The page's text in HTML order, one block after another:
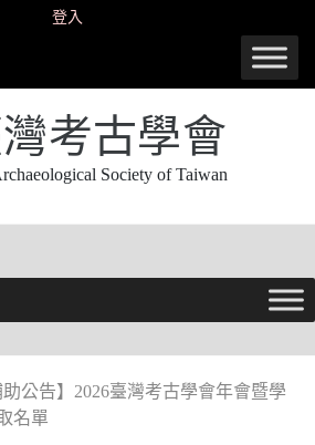
登入
考古學會
Society of Taiwan
助公告】2026臺灣考古學會年會暨學
名單